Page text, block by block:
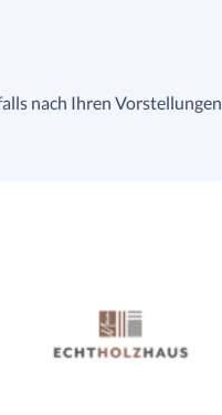
nach Ihren Vorstellungen